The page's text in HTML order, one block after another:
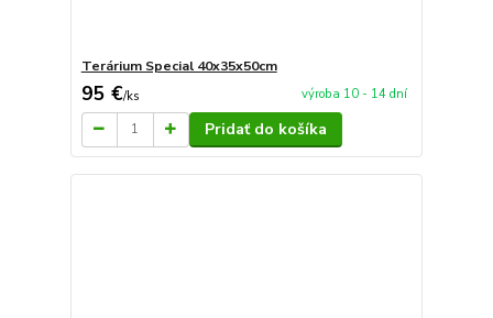
Terárium Special 40x35x50cm
95 €/ks výroba 10 - 14 dní
Pridať do košíka